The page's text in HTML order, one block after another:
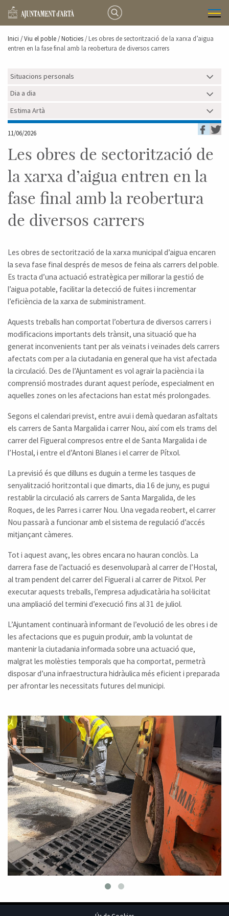
Inici /Viu el poble / Noticies / Les obres de sectorització de la xarxa d’aigua
entren en la fase final amb la reobertura de diversos carrers
Situacions personals
Dia a dia
Estima Artà
11/06/2026
Les obres de sectorització de
la xarxa d’aigua entren en la
fase final amb la reobertura
de diversos carrers
Les obres de sectorització de la xarxa municipal d’aigua encaren
la seva fase final després de mesos de feina als carrers del poble.
Es tracta d’una actuació estratègica per millorar la gestió de
l’aigua potable, facilitar la detecció de fuites i incrementar
l’eficiència de la xarxa de subministrament.
Aquests treballs han comportat l’obertura de diversos carrers i
modificacions importants dels trànsit, una situació que ha
generat inconvenients tant per als veïnats i veïnades dels carrers
afectats com per a la ciutadania en general que ha vist afectada
la circulació. Des de l’Ajuntament es vol agrair la paciència i la
comprensió mostrades durant aquest període, especialment en
aquelles zones on les afectacions han estat més prolongades.
Segons el calendari previst, entre avui i demà quedaran asfaltats
els carrers de Santa Margalida i carrer Nou, així com els trams del
carrer del Figueral compresos entre el de Santa Margalida i de
l’Hostal, i entre el d’Antoni Blanes i el carrer de Pítxol.
La previsió és que dilluns es duguin a terme les tasques de
senyalització horitzontal i que dimarts, dia 16 de juny, es pugui
restablir la circulació als carrers de Santa Margalida, de les
Roques, de les Parres i carrer Nou. Una vegada reobert, el carrer
Nou passarà a funcionar amb el sistema de regulació d’accés
mitjançant càmeres.
Tot i aquest avanç, les obres encara no hauran conclòs. La
darrera fase de l’actuació es desenvoluparà al carrer de l’Hostal,
al tram pendent del carrer del Figueral i al carrer de Pitxol. Per
executar aquests treballs, l’empresa adjudicatària ha sol·licitat
una ampliació del termini d’execució fins al 31 de juliol.
L’Ajuntament continuarà informant de l’evolució de les obres i de
les afectacions que es puguin produir, amb la voluntat de
mantenir la ciutadania informada sobre una actuació que,
malgrat les molèsties temporals que ha comportat, permetrà
disposar d’una infraestructura hidràulica més eficient i preparada
per afrontar les necessitats futures del municipi.
prevnext